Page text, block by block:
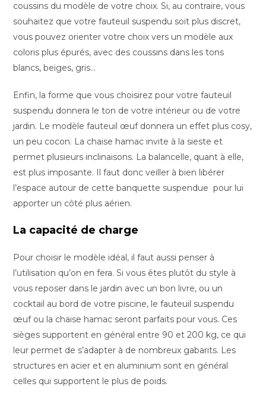
coussins du modèle de votre choix. Si, au contraire, vous
souhaitez que votre fauteuil suspendu soit plus discret,
vous pouvez orienter votre choix vers un modèle aux
coloris plus épurés, avec des coussins dans les tons
blancs, beiges, gris…
Enfin, la forme que vous choisirez pour votre fauteuil
suspendu donnera le ton de votre intérieur ou de votre
jardin. Le modèle fauteuil œuf donnera un effet plus cosy,
un peu cocon. La chaise hamac invite à la sieste et
permet plusieurs inclinaisons. La balancelle, quant à elle,
est plus imposante. Il faut donc veiller à bien libérer
l’espace autour de cette banquette suspendue pour lui
apporter un côté plus aérien.
La capacité de charge
Pour choisir le modèle idéal, il faut aussi penser à
l’utilisation qu’on en fera. Si vous êtes plutôt du style à
vous reposer dans le jardin avec un bon livre, ou un
cocktail au bord de votre piscine, le fauteuil suspendu
œuf ou la chaise hamac seront parfaits pour vous. Ces
sièges supportent en général entre 90 et 200 kg, ce qui
leur permet de s’adapter à de nombreux gabarits. Les
structures en acier et en aluminium sont en général
celles qui supportent le plus de poids.